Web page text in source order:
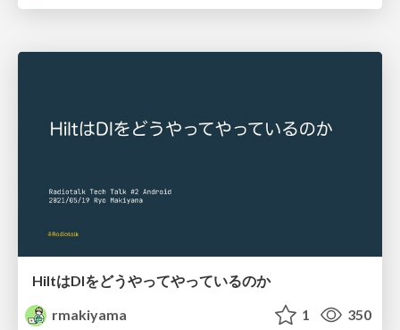
HiltはDIをどうやってやっているのか
rmakiyama
1 350